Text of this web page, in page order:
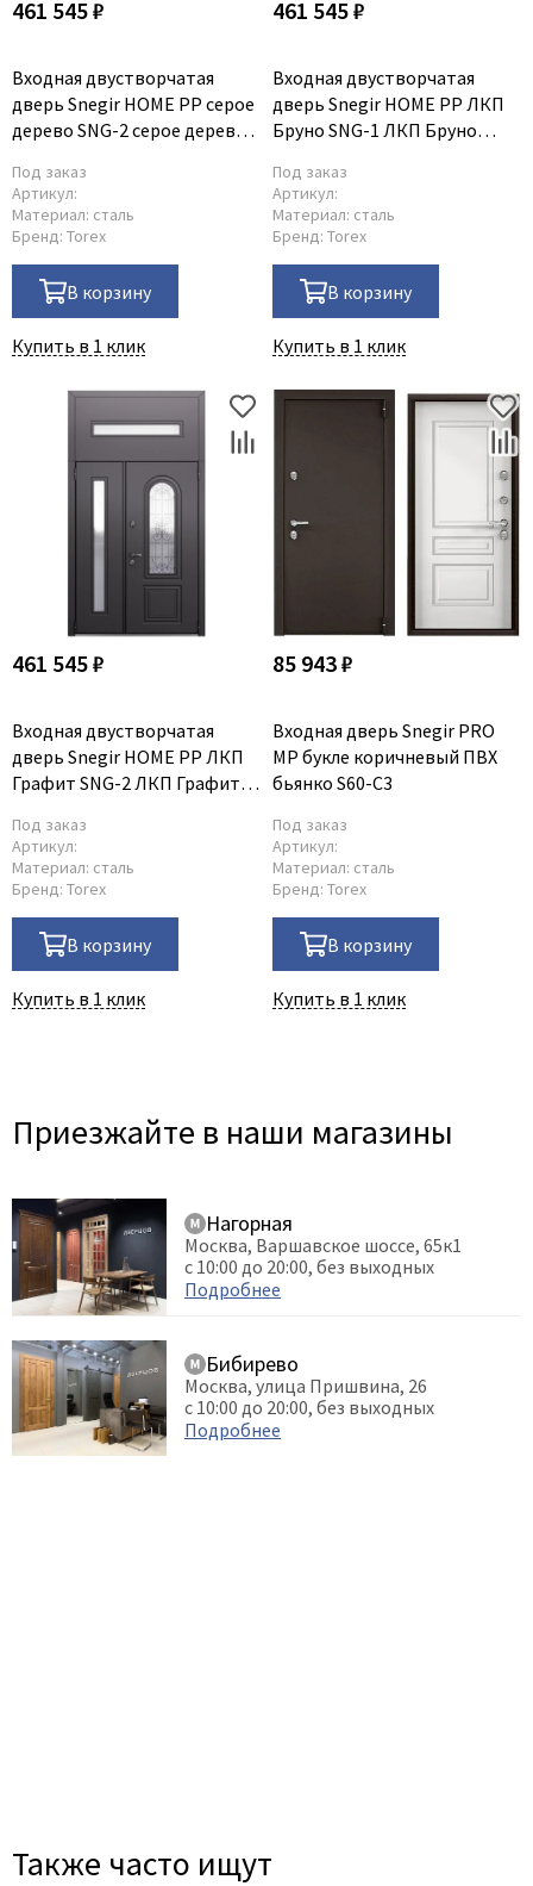
461 545 ₽
Входная двустворчатая
дверь Snegir HOME PP серое
дерево SNG-2 серое дерево
Под заказ
Артикул:
Материал: сталь
Бренд: Torex
В корзину
Купить в 1 клик
461 545 ₽
Входная двустворчатая
дверь Snegir HOME PP ЛКП
Бруно SNG-1 ЛКП Бруно
Под заказ
Артикул:
Материал: сталь
Бренд: Torex
В корзину
Купить в 1 клик
461 545 ₽
Входная двустворчатая
дверь Snegir HOME PP ЛКП
Графит SNG-2 ЛКП Графит
Под заказ
Артикул:
Материал: сталь
Бренд: Torex
В корзину
Купить в 1 клик
85 943 ₽
Входная дверь Snegir PRO
MP букле коричневый ПВХ
бьянко S60-C3
Под заказ
Артикул:
Материал: сталь
Бренд: Torex
В корзину
Купить в 1 клик
Приезжайте в наши магазины
Нагорная
Москва, Варшавское шоссе, 65к1
с 10:00 до 20:00, без выходных
Подробнее
Бибирево
Москва, улица Пришвина, 26
с 10:00 до 20:00, без выходных
Подробнее
Также часто ищут